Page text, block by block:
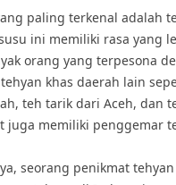
paling terkenal adalah
ini memiliki rasa yang
orang yang terpesona
khas daerah lain
teh tarik dari Aceh, dan
juga memiliki penggemar
seorang penikmat